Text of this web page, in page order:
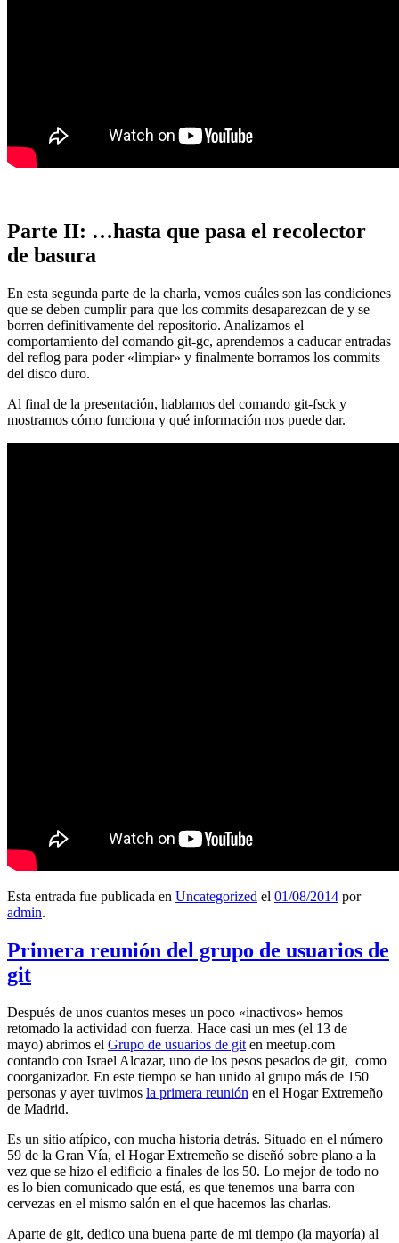
Parte II: …hasta que pasa el recolector
de basura
En esta segunda parte de la charla, vemos cuáles son las condiciones
que se deben cumplir para que los commits desaparezcan de y se
borren definitivamente del repositorio. Analizamos el
comportamiento del comando git-gc, aprendemos a caducar entradas
del reflog para poder «limpiar» y finalmente borramos los commits
del disco duro.
Al final de la presentación, hablamos del comando git-fsck y
mostramos cómo funciona y qué información nos puede dar.
Esta entrada fue publicada en Uncategorized el 01/08/2014 por
admin.
Primera reunión del grupo de usuarios de
git
Después de unos cuantos meses un poco «inactivos» hemos
retomado la actividad con fuerza. Hace casi un mes (el 13 de
mayo) abrimos el Grupo de usuarios de git en meetup.com
contando con Israel Alcazar, uno de los pesos pesados de git, como
coorganizador. En este tiempo se han unido al grupo más de 150
personas y ayer tuvimos la primera reunión en el Hogar Extremeño
de Madrid.
Es un sitio atípico, con mucha historia detrás. Situado en el número
59 de la Gran Vía, el Hogar Extremeño se diseñó sobre plano a la
vez que se hizo el edificio a finales de los 50. Lo mejor de todo no
es lo bien comunicado que está, es que tenemos una barra con
cervezas en el mismo salón en el que hacemos las charlas.
Aparte de git, dedico una buena parte de mi tiempo (la mayoría) al